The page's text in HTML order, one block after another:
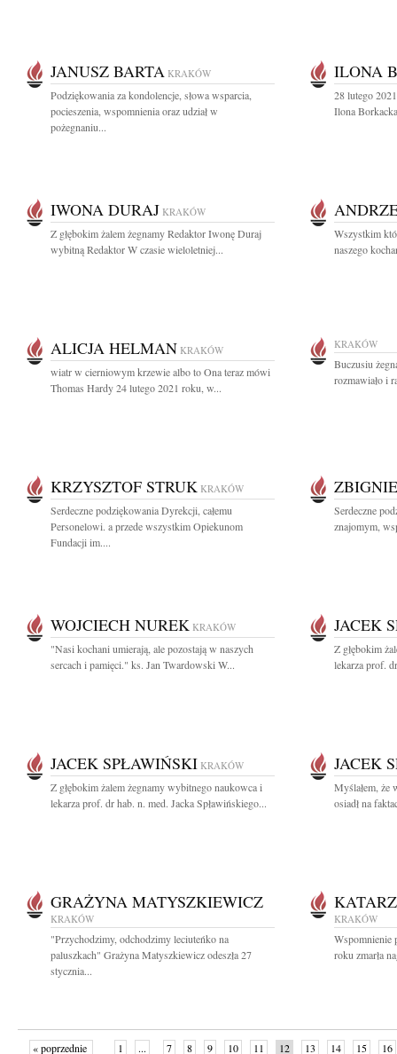
JANUSZ BARTA KRAKÓW
Podziękowania za kondolencje, słowa wsparcia,
pocieszenia, wspomnienia oraz udział w
pożegnaniu...
ILONA
28 lutego
Ilona
IWONA DURAJ KRAKÓW
Z głębokim żalem żegnamy Redaktor Iwonę Duraj
wybitną Redaktor W czasie wieloletniej...
Wszystkim
naszego
ALICJA HELMAN KRAKÓW
wiatr w cierniowym krzewie albo to Ona teraz mówi
Thomas Hardy 24 lutego 2021 roku, w...
KRAKÓW
Buczusiu
rozmawiało i
KRZYSZTOF STRUK KRAKÓW
Serdeczne podziękowania Dyrekcji, całemu
Personelowi. a przede wszystkim Opiekunom
Fundacji im....
Serdeczne
znajomym,
WOJCIECH NUREK KRAKÓW
"Nasi kochani umierają, ale pozostają w naszych
sercach i pamięci." ks. Jan Twardowski W...
JACEK
Z głębokim
lekarza prof.
JACEK SPŁAWIŃSKI KRAKÓW
Z głębokim żalem żegnamy wybitnego naukowca i
lekarza prof. dr hab. n. med. Jacka Spławińskiego...
JACEK
Myślałem, że
osiadł na
GRAŻYNA MATYSZKIEWICZ
KRAKÓW
"Przychodzimy, odchodzimy leciuteńko na
paluszkach" Grażyna Matyszkiewicz odeszła 27
stycznia...
KRAKÓW
Wspomnienie
roku zmarła
« poprzednie 1 ... 7 8 9 10 11 12 13 14 15 16